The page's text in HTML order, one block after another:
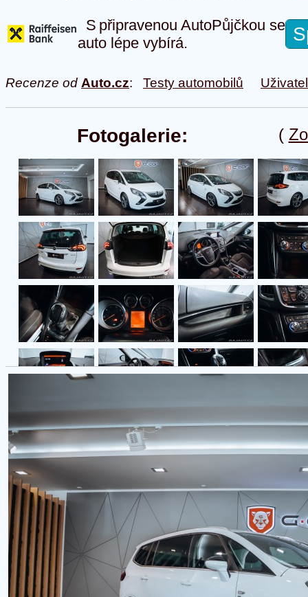
S připravenou AutoPůjčkou se
auto lépe vybírá.
Recenze od Auto.cz: Testy automobilů
(
Fotogalerie: